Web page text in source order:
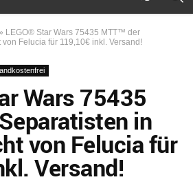
LEGO® Star Wars 75435 MTT™ der
Felucia für 119,10€ inkl. Versand!
Wars 75435
in
von Felucia für
Versand!